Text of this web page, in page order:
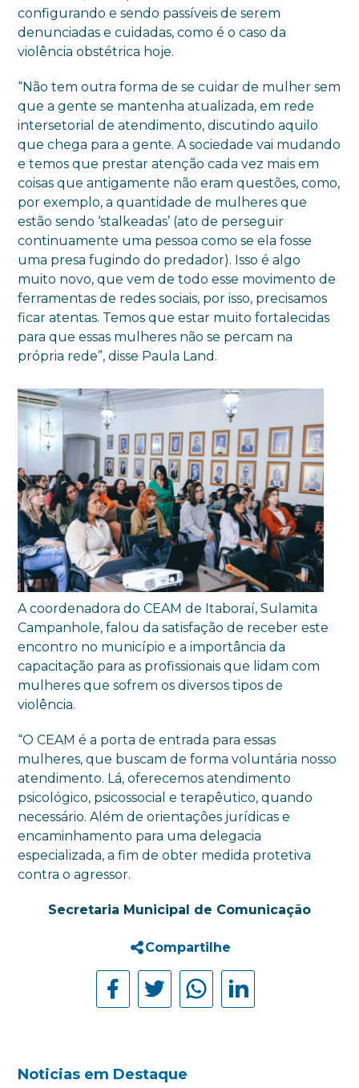
configurando e sendo passíveis de serem
denunciadas e cuidadas, como é o caso da
violência obstétrica hoje.
“Não tem outra forma de se cuidar de mulher sem
que a gente se mantenha atualizada, em rede
intersetorial de atendimento, discutindo aquilo
que chega para a gente. A sociedade vai mudando
e temos que prestar atenção cada vez mais em
coisas que antigamente não eram questões, como,
por exemplo, a quantidade de mulheres que
estão sendo ‘stalkeadas’ (ato de perseguir
continuamente uma pessoa como se ela fosse
uma presa fugindo do predador). Isso é algo
muito novo, que vem de todo esse movimento de
ferramentas de redes sociais, por isso, precisamos
ficar atentas. Temos que estar muito fortalecidas
para que essas mulheres não se percam na
própria rede”, disse Paula Land.
A coordenadora do CEAM de Itaboraí, Sulamita
Campanhole, falou da satisfação de receber este
encontro no município e a importância da
capacitação para as profissionais que lidam com
mulheres que sofrem os diversos tipos de
violência.
“O CEAM é a porta de entrada para essas
mulheres, que buscam de forma voluntária nosso
atendimento. Lá, oferecemos atendimento
psicológico, psicossocial e terapêutico, quando
necessário. Além de orientações jurídicas e
encaminhamento para uma delegacia
especializada, a fim de obter medida protetiva
contra o agressor.
Secretaria Municipal de Comunicação
Compartilhe
Noticias em Destaque